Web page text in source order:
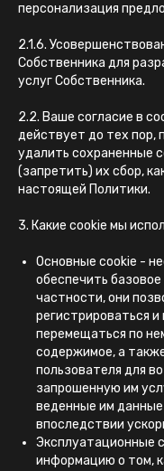
персонализация
2.1.6.
Собственника для
услуг Собственника.
2.2. Ваше согласие в
действует до тех пор,
удалить сохраненные
(запретить) их сбор,
настоящей Политики.
3. Какие cookie мы
Основные cookie -
обеспечить
частности, они
регистрироваться
перемещаться по
содержимое, а
пользователя для
запрошенную им
веденные им
впоследствии
Эксплуатационные
информацию о том,